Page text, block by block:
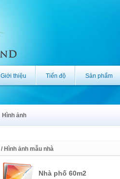
Giới thiệu Tiến độ Sản phẩm
Hình ảnh
/ Hình ảnh mẫu nhà